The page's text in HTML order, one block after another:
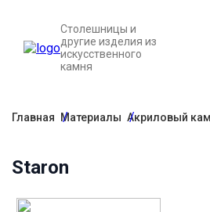
Столешницы и
другие изделия из
искусственного
камня
Главная Материалы Акриловый
Staron